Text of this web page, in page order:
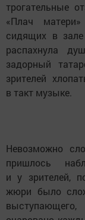
трогательные
«Плач
сидящих в
распахнула
задорный
зрителей
в такт музыке.
Невозможно
пришлось
и у зрителей,
жюри было